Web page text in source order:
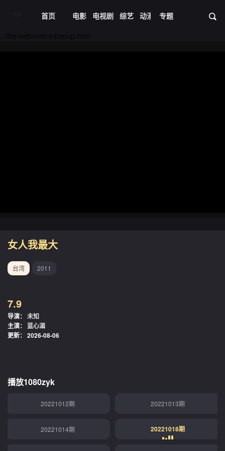
首页 电影 电视剧 综艺 动漫 短剧大全 资
专题
女人我最大
台湾 2011
7.9
导演： 未知
主演： 蓝心湄
更新： 2026-08-06
播放1080zyk
20221012期 20221013期
20221014期 20221018期